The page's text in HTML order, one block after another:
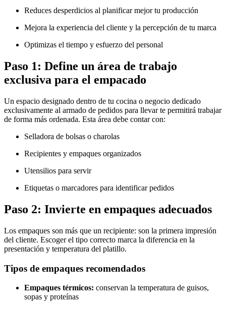
Reduces desperdicios al planificar mejor tu producción
Mejora la experiencia del cliente y la percepción de tu marca
Optimizas el tiempo y esfuerzo del personal
Paso 1: Define un área de trabajo
exclusiva para el empacado
Un espacio designado dentro de tu cocina o negocio dedicado
exclusivamente al armado de pedidos para llevar te permitirá trabajar
de forma más ordenada. Esta área debe contar con:
Selladora de bolsas o charolas
Recipientes y empaques organizados
Utensilios para servir
Etiquetas o marcadores para identificar pedidos
Paso 2: Invierte en empaques adecuados
Los empaques son más que un recipiente: son la primera impresión
del cliente. Escoger el tipo correcto marca la diferencia en la
presentación y temperatura del platillo.
Tipos de empaques recomendados
Empaques térmicos: conservan la temperatura de guisos,
sopas y proteínas